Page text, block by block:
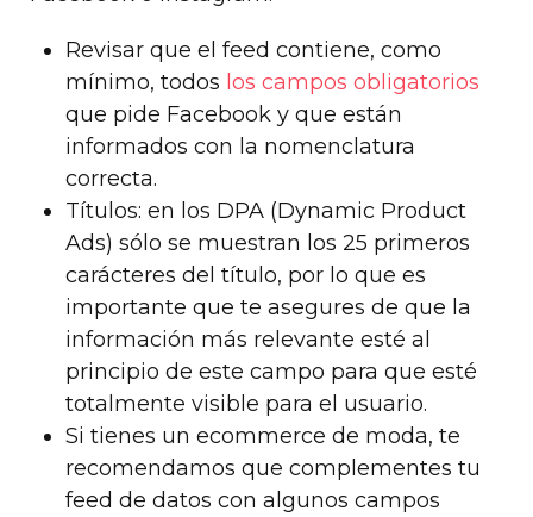
Revisar que el feed contiene, como
mínimo, todos los campos obligatorios
que pide Facebook y que están
informados con la nomenclatura
correcta.
Títulos: en los DPA (Dynamic Product
Ads) sólo se muestran los 25 primeros
carácteres del título, por lo que es
importante que te asegures de que la
información más relevante esté al
principio de este campo para que esté
totalmente visible para el usuario.
Si tienes un ecommerce de moda, te
recomendamos que complementes tu
feed de datos con algunos campos